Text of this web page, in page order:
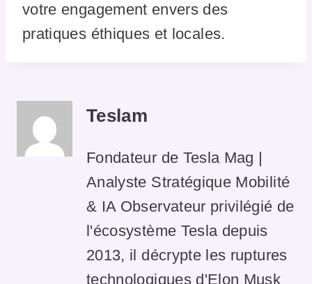
votre engagement envers des
pratiques éthiques et locales.
Teslam
Fondateur de Tesla Mag |
Analyste Stratégique Mobilité
& IA Observateur privilégié de
l'écosystème Tesla depuis
2013, il décrypte les ruptures
technologiques d'Elon Musk